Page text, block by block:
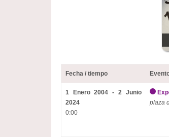
Fecha / tiempo
1 Enero 2004 - 2 Junio
2024
0:00
plaza